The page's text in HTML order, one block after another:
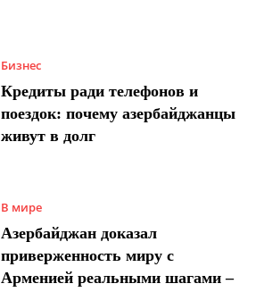
Бизнес
Кредиты ради телефонов и
поездок: почему азербайджанцы
живут в долг
В мире
Азербайджан доказал
приверженность миру с
Арменией реальными шагами –